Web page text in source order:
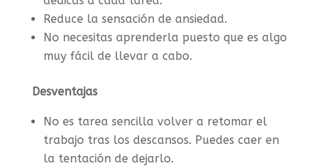
Reduce la sensación de ansiedad.
No necesitas aprenderla puesto que es algo
muy fácil de llevar a cabo.
Desventajas
No es tarea sencilla volver a retomar el
trabajo tras los descansos. Puedes caer en
la tentación de dejarlo.